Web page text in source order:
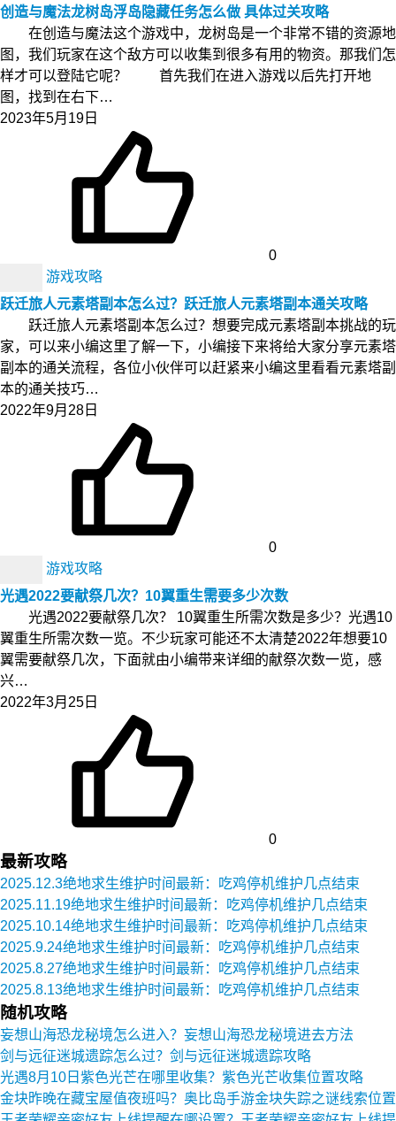
创造与魔法龙树岛浮岛隐藏任务怎么做 具体过关攻略
在创造与魔法这个游戏中，龙树岛是一个非常不错的资源地
图，我们玩家在这个敌方可以收集到很多有用的物资。那我们怎
样才可以登陆它呢？ 首先我们在进入游戏以后先打开地
图，找到在右下…
2023年5月19日
0
游戏攻略
跃迁旅人元素塔副本怎么过？跃迁旅人元素塔副本通关攻略
跃迁旅人元素塔副本怎么过？想要完成元素塔副本挑战的玩
家，可以来小编这里了解一下，小编接下来将给大家分享元素塔
副本的通关流程，各位小伙伴可以赶紧来小编这里看看元素塔副
本的通关技巧…
2022年9月28日
0
游戏攻略
光遇2022要献祭几次？10翼重生需要多少次数
光遇2022要献祭几次？ 10翼重生所需次数是多少？光遇10
翼重生所需次数一览。不少玩家可能还不太清楚2022年想要10
翼需要献祭几次，下面就由小编带来详细的献祭次数一览，感
兴…
2022年3月25日
0
最新攻略
2025.12.3绝地求生维护时间最新：吃鸡停机维护几点结束
2025.11.19绝地求生维护时间最新：吃鸡停机维护几点结束
2025.10.14绝地求生维护时间最新：吃鸡停机维护几点结束
2025.9.24绝地求生维护时间最新：吃鸡停机维护几点结束
2025.8.27绝地求生维护时间最新：吃鸡停机维护几点结束
2025.8.13绝地求生维护时间最新：吃鸡停机维护几点结束
随机攻略
妄想山海恐龙秘境怎么进入？妄想山海恐龙秘境进去方法
剑与远征迷城遗踪怎么过？剑与远征迷城遗踪攻略
光遇8月10日紫色光芒在哪里收集？紫色光芒收集位置攻略
金块昨晚在藏宝屋值夜班吗？奥比岛手游金块失踪之谜线索位置